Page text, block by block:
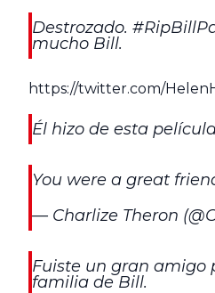
Destrozado.
mucho Bill.
https://twitter.com/
Él hizo de esta
You were a great
— Charlize Theron
Fuiste un gran amigo
familia de Bill.